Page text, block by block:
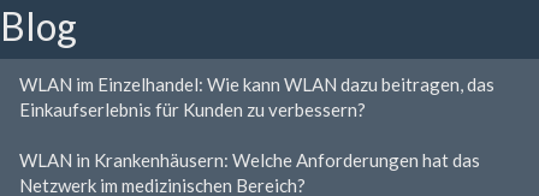
Blog
WLAN im Einzelhandel: Wie kann WLAN dazu beitragen, das
Einkaufserlebnis für Kunden zu verbessern?
WLAN in Krankenhäusern: Welche Anforderungen hat das
Netzwerk im medizinischen Bereich?